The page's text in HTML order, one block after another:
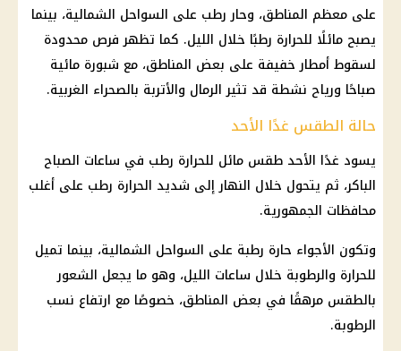
على معظم المناطق، وحار رطب على السواحل الشمالية، بينما
يصبح مائلًا للحرارة رطبًا خلال الليل. كما تظهر فرص محدودة
لسقوط أمطار خفيفة على بعض المناطق، مع شبورة مائية
صباحًا ورياح نشطة قد تثير الرمال والأتربة بالصحراء الغربية.
حالة الطقس غدًا الأحد
يسود غدًا الأحد طقس مائل للحرارة رطب في ساعات الصباح
الباكر، ثم يتحول خلال النهار إلى شديد الحرارة رطب على أغلب
محافظات الجمهورية.
وتكون الأجواء حارة رطبة على السواحل الشمالية، بينما تميل
للحرارة والرطوبة خلال ساعات الليل، وهو ما يجعل الشعور
بالطقس مرهقًا في بعض المناطق، خصوصًا مع ارتفاع نسب
الرطوبة.